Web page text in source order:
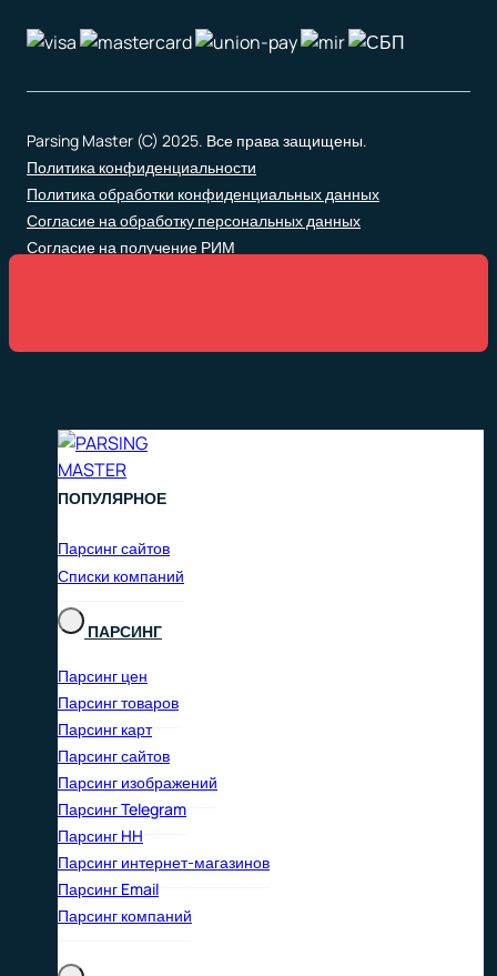
Parsing Master (C) 2025. Все права защищены.
Политика конфиденциальности
Политика обработки конфиденциальных данных
Согласие на обработку персональных данных
Согласие на получение РИМ
ПОПУЛЯРНОЕ
Парсинг сайтов
Списки компаний
ПАРСИНГ
Парсинг цен
Парсинг товаров
Парсинг карт
Парсинг сайтов
Парсинг изображений
Парсинг Telegram
Парсинг HH
Парсинг интернет-магазинов
Парсинг Email
Парсинг компаний